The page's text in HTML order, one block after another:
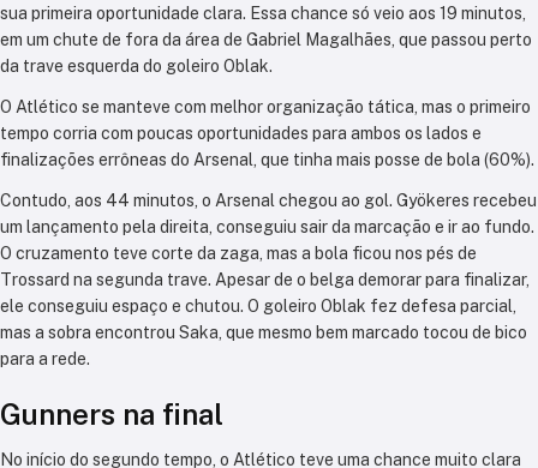
sua primeira oportunidade clara. Essa chance só veio aos 19 minutos,
em um chute de fora da área de Gabriel Magalhães, que passou perto
da trave esquerda do goleiro Oblak.
O Atlético se manteve com melhor organização tática, mas o primeiro
tempo corria com poucas oportunidades para ambos os lados e
finalizações errôneas do Arsenal, que tinha mais posse de bola (60%).
Contudo, aos 44 minutos, o Arsenal chegou ao gol. Gyökeres recebeu
um lançamento pela direita, conseguiu sair da marcação e ir ao fundo.
O cruzamento teve corte da zaga, mas a bola ficou nos pés de
Trossard na segunda trave. Apesar de o belga demorar para finalizar,
ele conseguiu espaço e chutou. O goleiro Oblak fez defesa parcial,
mas a sobra encontrou Saka, que mesmo bem marcado tocou de bico
para a rede.
Gunners na final
No início do segundo tempo, o Atlético teve uma chance muito clara